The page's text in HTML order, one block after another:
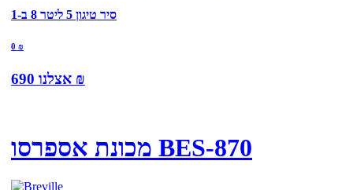
סיר טיגון 5 ליטר 8 ב-1
0 ₪
אצלנו 690 ₪
מכונת אספרסו BES-870